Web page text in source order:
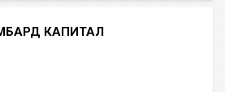
КАПИТАЛ